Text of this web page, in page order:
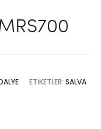
ETIKETLER: SALVA